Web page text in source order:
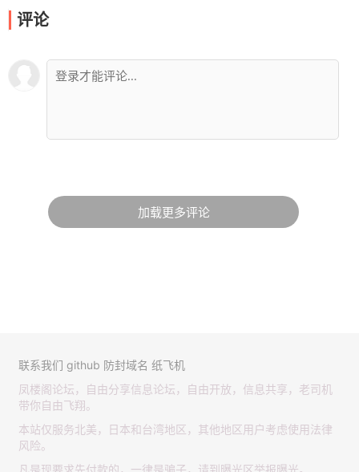
评论
加载更多评论
联系我们 github 防封域名 纸飞机
凤楼阁论坛，自由分享信息论坛，自由开放，信息共享，老司机
带你自由飞翔。
本站仅服务北美，日本和台湾地区，其他地区用户考虑使用法律
风险。
凡是现要求先付款的，一律是骗子，请到曝光区举报曝光。